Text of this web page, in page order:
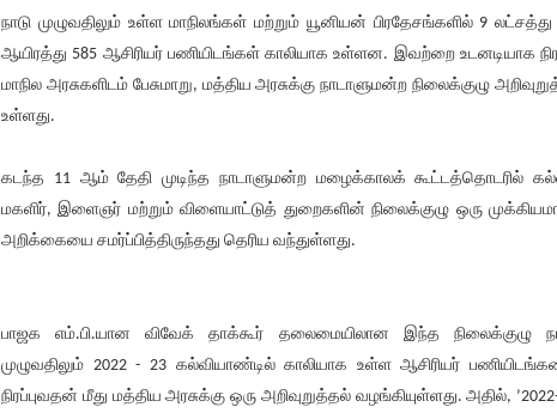
நாடு முழுவதிலும் உள்ள மாநிலங்கள் மற்றும் யூனியன் பிரதேசங்களில் 9 லட்சத்து
ஆயிரத்து 585 ஆசிரியர் பணியிடங்கள் காலியாக உள்ளன. இவற்றை உடனடியாக
மாநில அரசுகளிடம் பேசுமாறு, மத்திய அரசுக்கு நாடாளுமன்ற நிலைக்குழு
உள்ளது.
கடந்த 11 ஆம் தேதி முடிந்த நாடாளுமன்ற மழைக்காலக் கூட்டத்தொடரில்
மகளிர், இளைஞர் மற்றும் விளையாட்டுத் துறைகளின் நிலைக்குழு ஒரு
அறிக்கையை சமர்ப்பித்திருந்தது தெரிய வந்துள்ளது.
பாஜக எம்.பி.யான விவேக் தாக்கூர் தலைமையிலான இந்த நிலைக்குழு
முழுவதிலும் 2022 - 23 கல்வியாண்டில் காலியாக உள்ள ஆசிரியர்
நிரப்புவதன் மீது மத்திய அரசுக்கு ஒரு அறிவுறுத்தல் வழங்கியுள்ளது. அதில்,